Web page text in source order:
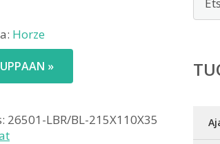
Horze
»
26501-LBR/BL-215X110X35